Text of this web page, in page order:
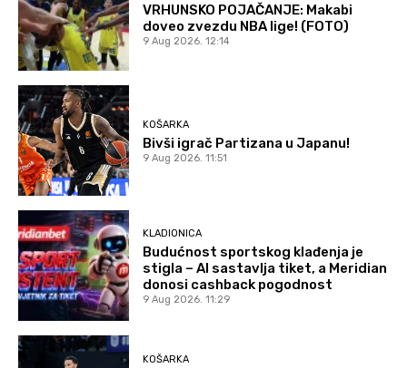
VRHUNSKO POJAČANJE: Makabi
doveo zvezdu NBA lige! (FOTO)
9 Aug 2026. 12:14
KOŠARKA
Bivši igrač Partizana u Japanu!
9 Aug 2026. 11:51
KLADIONICA
Budućnost sportskog klađenja je
stigla – AI sastavlja tiket, a Meridian
donosi cashback pogodnost
9 Aug 2026. 11:29
KOŠARKA